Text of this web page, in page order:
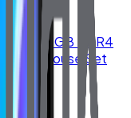
16GB DDR4
& Mouse Set